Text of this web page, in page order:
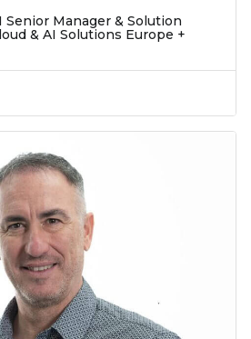
Senior Manager & Solution
& AI Solutions Europe +